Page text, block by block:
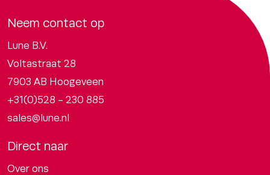
Neem contact op
Lune B.V.
Voltastraat 28
7903 AB Hoogeveen
+31(0)528 - 230 885
sales@lune.nl
Direct naar
Over ons